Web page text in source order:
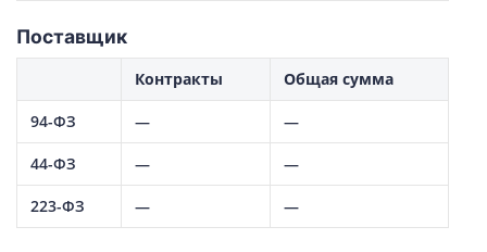
Поставщик
Контракты Общая сумма
94-ФЗ — —
44-ФЗ — —
223-ФЗ — —